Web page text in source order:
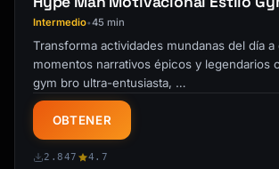
Intermedio•45 min
Transforma actividades mundanas del día a
momentos narrativos épicos y legendarios
gym bro ultra-entusiasta, …
OBTENER
2.847 4.7